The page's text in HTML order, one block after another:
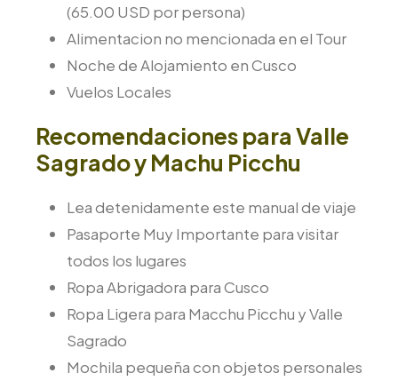
(65.00 USD por persona)
Alimentacion no mencionada en el Tour
Noche de Alojamiento en Cusco
Vuelos Locales
Recomendaciones para Valle
Sagrado y Machu Picchu
Lea detenidamente este manual de viaje
Pasaporte Muy Importante para visitar
todos los lugares
Ropa Abrigadora para Cusco
Ropa Ligera para Macchu Picchu y Valle
Sagrado
Mochila pequeña con objetos personales